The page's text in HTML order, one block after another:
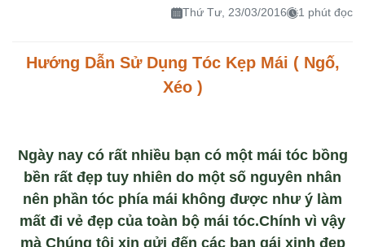
Thứ Tư, 23/03/2016 1 phút đọc
Hướng Dẫn Sử Dụng Tóc Kẹp Mái ( Ngố,
Xéo )
Ngày nay có rất nhiều bạn có một mái tóc bồng
bền rất đẹp tuy nhiên do một số nguyên nhân
nên phần tóc phía mái không được như ý làm
mất đi vẻ đẹp của toàn bộ mái tóc.Chính vì vậy
mà Chúng tôi xin gửi đến các bạn gái xinh đẹp